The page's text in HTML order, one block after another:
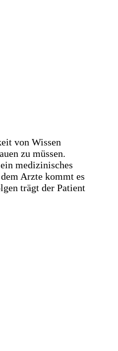
von Wissen
zu müssen.
medizinisches
Arzte kommt es
trägt der Patient